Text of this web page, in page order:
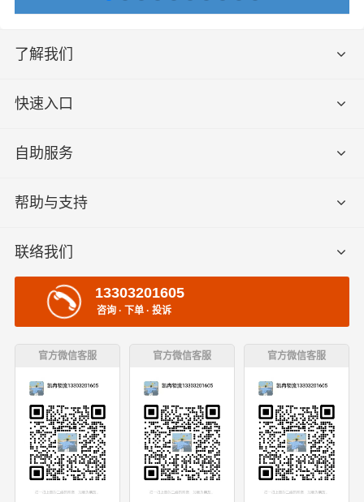
了解我们
快速入口
自助服务
帮助与支持
联络我们
13303201605
咨询 · 下单 · 投诉
官方微信客服 官方微信客服 官方微信客服